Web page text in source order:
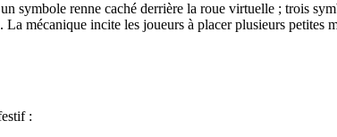
symbole renne caché derrière la roue virtuelle ; trois
mécanique incite les joueurs à placer plusieurs petites
: